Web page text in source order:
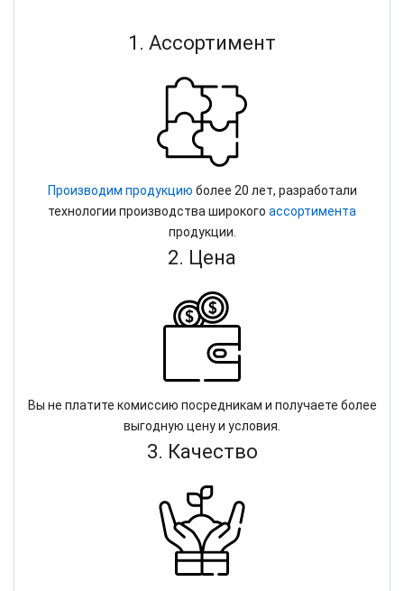
1. Ассортимент
Производим продукцию более 20 лет, разработали
технологии производства широкого ассортимента
продукции.
2. Цена
Вы не платите комиссию посредникам и получаете более
выгодную цену и условия.
3. Качество